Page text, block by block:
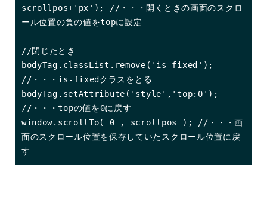
scrollpos+'px'); //・・・開くときの画面のスクロ
ール位置の負の値をtopに設定
//閉じたとき
bodyTag.classList.remove('is-fixed');
//・・・is-fixedクラスをとる
bodyTag.setAttribute('style','top:0');
//・・・topの値を0に戻す
window.scrollTo( 0 , scrollpos ); //・・・画
面のスクロール位置を保存していたスクロール位置に戻
す